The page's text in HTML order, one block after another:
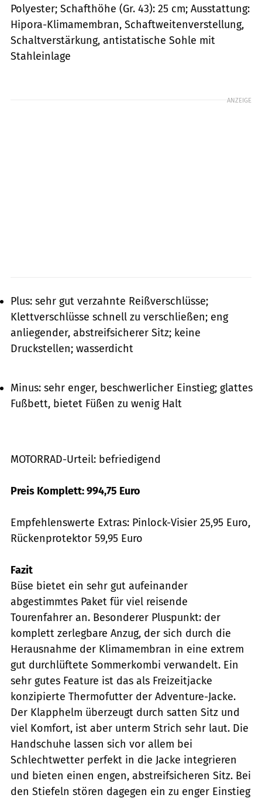
Polyester; Schafthöhe (Gr. 43): 25 cm; Ausstattung:
Hipora-Klimamembran, Schaftweitenverstellung,
Schaltverstärkung, antistatische Sohle mit
Stahleinlage
ANZEIGE
Plus: sehr gut verzahnte Reißverschlüsse;
Klettverschlüsse schnell zu verschließen; eng
anliegender, abstreifsicherer Sitz; keine
Druckstellen; wasserdicht
Minus: sehr enger, beschwerlicher Einstieg; glattes
Fußbett, bietet Füßen zu wenig Halt
MOTORRAD-Urteil: befriedigend
Preis Komplett: 994,75 Euro
Empfehlenswerte Extras: Pinlock-Visier 25,95 Euro,
Rückenprotektor 59,95 Euro
Fazit
Büse bietet ein sehr gut aufeinander
abgestimmtes Paket für viel reisende
Tourenfahrer an. Besonderer Pluspunkt: der
komplett zerlegbare Anzug, der sich durch die
Herausnahme der Klimamembran in eine extrem
gut durchlüftete Sommerkombi verwandelt. Ein
sehr gutes Feature ist das als Freizeitjacke
konzipierte Thermofutter der Adventure-Jacke.
Der Klapphelm überzeugt durch satten Sitz und
viel Komfort, ist aber unterm Strich sehr laut. Die
Handschuhe lassen sich vor allem bei
Schlechtwetter perfekt in die Jacke integrieren
und bieten einen engen, abstreifsicheren Sitz. Bei
den Stiefeln stören dagegen ein zu enger Einstieg